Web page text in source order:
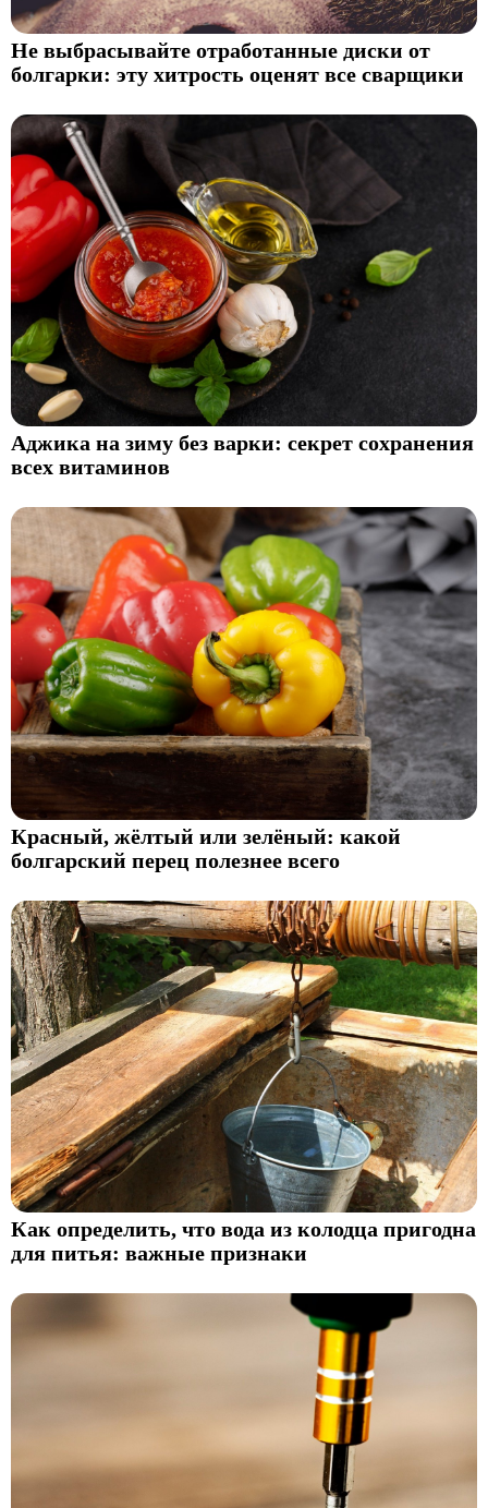
Не выбрасывайте отработанные диски от
болгарки: эту хитрость оценят все сварщики
Аджика на зиму без варки: секрет сохранения
всех витаминов
Красный, жёлтый или зелёный: какой
болгарский перец полезнее всего
Как определить, что вода из колодца пригодна
для питья: важные признаки